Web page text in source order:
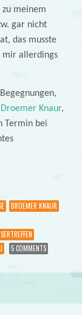
meinem
gar nicht
das musste
mir allerdings
Droemer Knaur,
Termin bei
DROEMER KNAUR
5 COMMENTS